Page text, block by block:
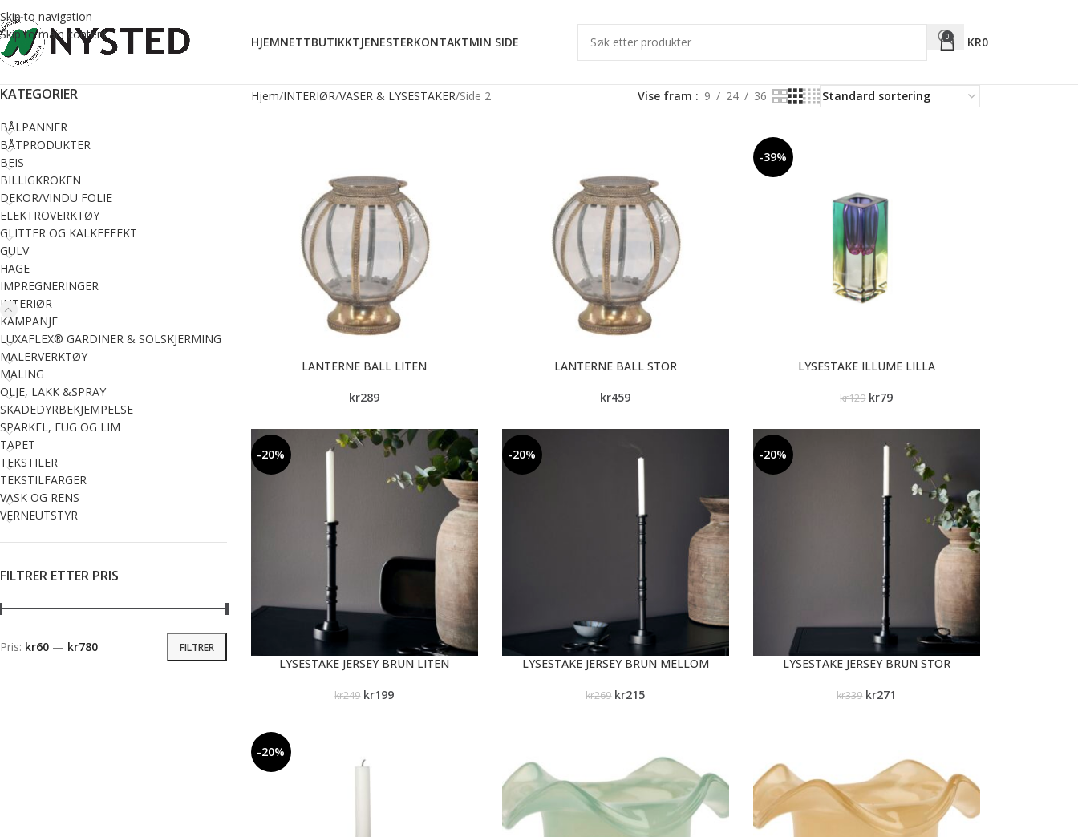
Skip to navigation
Skip to main content
HJEMNETTBUTIKKTJENESTERKONTAKTMIN SIDE 0 KR0
KATEGORIER
BÅLPANNER
BÅTPRODUKTER
BEIS
BILLIGKROKEN
DEKOR/VINDU FOLIE
ELEKTROVERKTØY
GLITTER OG KALKEFFEKT
GULV
HAGE
IMPREGNERINGER
INTERIØR
KAMPANJE
LUXAFLEX® GARDINER & SOLSKJERMING
MALERVERKTØY
MALING
OLJE, LAKK &SPRAY
SKADEDYRBEKJEMPELSE
SPARKEL, FUG OG LIM
TAPET
TEKSTILER
TEKSTILFARGER
VASK OG RENS
VERNEUTSTYR
FILTRER ETTER PRIS
FILTRER
Pris: kr60 — kr780
Hjem INTERIØR VASER & LYSESTAKER Side 2 Vise fram 9 24 36
LANTERNE BALL LITEN
kr289
LANTERNE BALL STOR
kr459
-39%
LYSESTAKE ILLUME LILLA
kr129 kr79
-20%
LYSESTAKE JERSEY BRUN LITEN
kr249 kr199
-20%
LYSESTAKE JERSEY BRUN MELLOM
kr269 kr215
-20%
LYSESTAKE JERSEY BRUN STOR
kr339 kr271
-20%